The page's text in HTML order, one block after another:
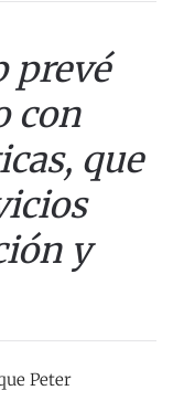
prevé
con
que
y
Peter